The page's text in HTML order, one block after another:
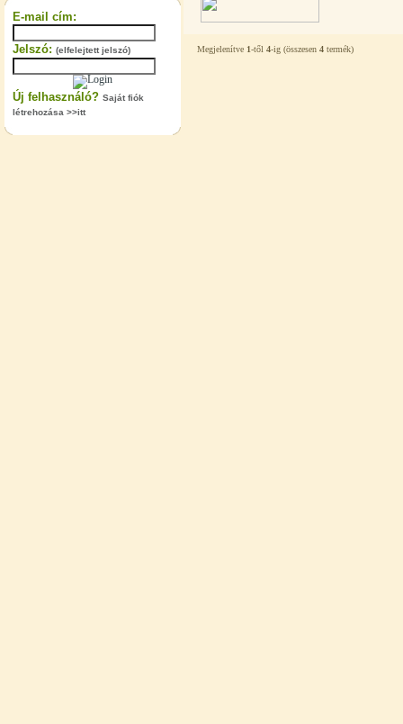
"T" elosztó-idom 1/4"x3/8"x1/4",
E-mail cím:
Jelszó: (elfelejtett jelszó)
Új felhasználó? Saját fiók
létrehozása >>itt
Megjelenítve 1-től 4-ig (összesen 4 termék)